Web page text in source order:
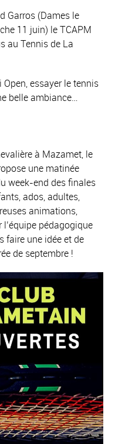
Garros (Dames le
11 juin) le TCAPM
au Tennis de La
essayer le tennis
belle ambiance…
à Mazamet, le
une matinée
week-end des finales
ados, adultes,
animations,
pédagogique
faire une idée et de
de septembre !